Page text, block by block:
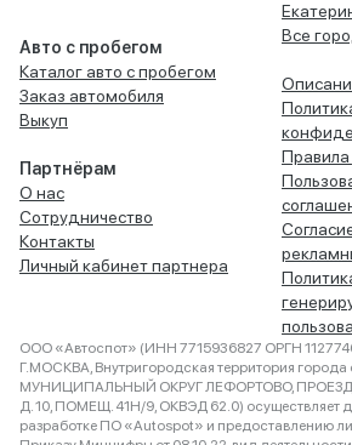
Авто с пробегом
Каталог авто с пробегом
Заказ автомобиля
Выкуп
Партнёрам
О нас
Сотрудничество
Контакты
Личный кабинет партнера
Все
ООО «Автоспот» (ИНН 7715936827 ОРГН
Г.МОСКВА, Внутригородская территория города
МУНИЦИПАЛЬНЫЙ ОКРУГ ЛЕФОРТОВО,
Д. 10, ПОМЕЩ. 41Н/9, ОКВЭД 62.0) осуществляет
разработке ПО «Autospot» и предоставлению